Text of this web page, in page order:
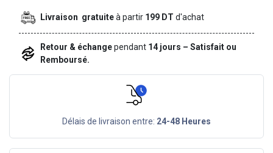
Livraison gratuiteà partir 199 DTd'achat
Retour & échangependant 14 jours – Satisfait ou
Remboursé.
Délais de livraison entre: 24-48 Heures